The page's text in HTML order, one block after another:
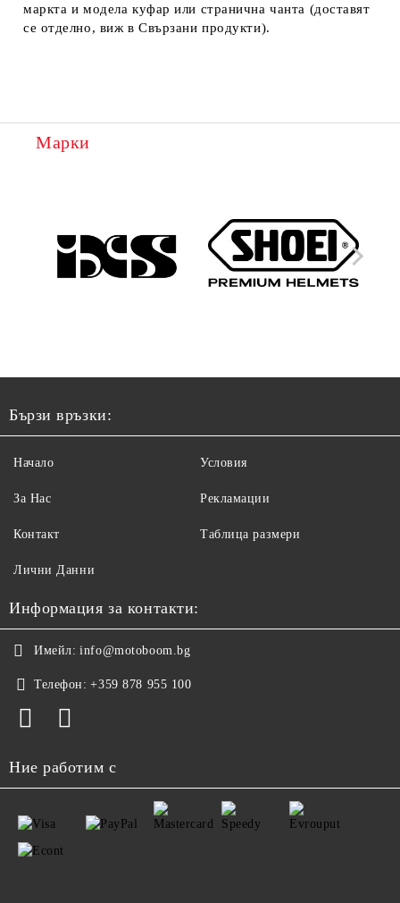
маркта и модела куфар или странична чанта (доставят
се отделно, виж вСвързани продукти).
Марки
Бързи връзки:
Начало
За Нас
Контакт
Лични Данни
Условия
Рекламации
Таблица размери
Информация за контакти:
Имейл: info@motoboom.bg
Телефон: +359 878 955 100
Ние работим с